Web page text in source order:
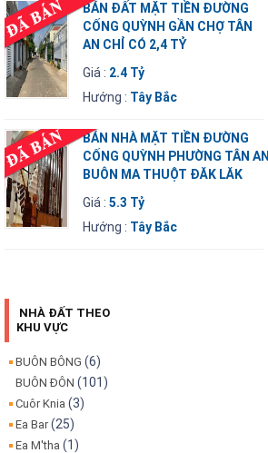
BÁN ĐẤT MẶT TIỀN ĐƯỜNG
CỐNG QUỲNH GẦN CHỢ TÂN
AN CHỈ CÓ 2,4 TỶ
Giá : 2.4 Tỷ
Hướng : Tây Bắc
BÁN NHÀ MẶT TIỀN ĐƯỜNG
CỐNG QUỲNH PHƯỜNG TÂN AN
BUÔN MA THUỘT ĐĂK LĂK
Giá :5.3 Tỷ
Hướng : Tây Bắc
NHÀ ĐẤT THEO
KHU VỰC
BUÔN BÔNG (6)
BUÔN ĐÔN (101)
Cuôr Knia (3)
Ea Bar(25)
Ea M'tha (1)